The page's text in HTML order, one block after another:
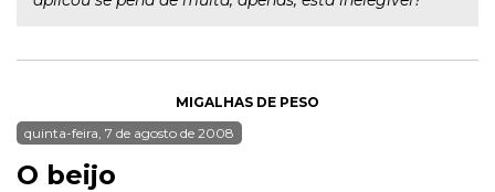
MIGALHAS DE PESO
quinta-feira, 7 de agosto de 2008
O beijo